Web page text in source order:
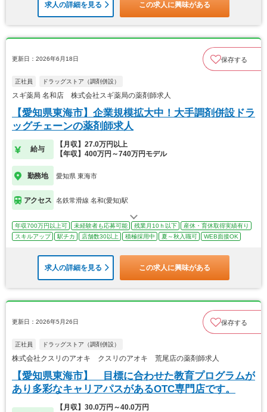
求人の詳細を見る この求人に興味がある
更新日：2026年6月18日 保存する
正社員 ドラッグストア（調剤併設）
スギ薬局 名和店 株式会社スギ薬局の薬剤師求人
【愛知県東海市】企業規模拡大中！大手調剤併設ドラ
ッグチェーンの薬剤師求人
給与
【月収】27.0万円以上
【年収】400万円～740万円モデル
勤務地 愛知県 東海市
アクセス 名鉄常滑線 名和(愛知)駅
年収700万円以上可 未経験者も応募可能 残業月10ｈ以下
産休・育休取得実績有り
スキルアップ
駅チカ 店舗数30以上 積極採用中 夏～秋入職可 WEB面接OK
求人の詳細を見る この求人に興味がある
更新日：2026年5月26日 保存する
正社員 ドラッグストア（調剤併設）
株式会社クスリのアオキ クスリのアオキ 荒尾店の薬剤師求人
【愛知県東海市】 目標に合わせた教育プログラムが
あり多彩なキャリアパスがあるOTC専門店です。
【月収】30.0万円～40.0万円